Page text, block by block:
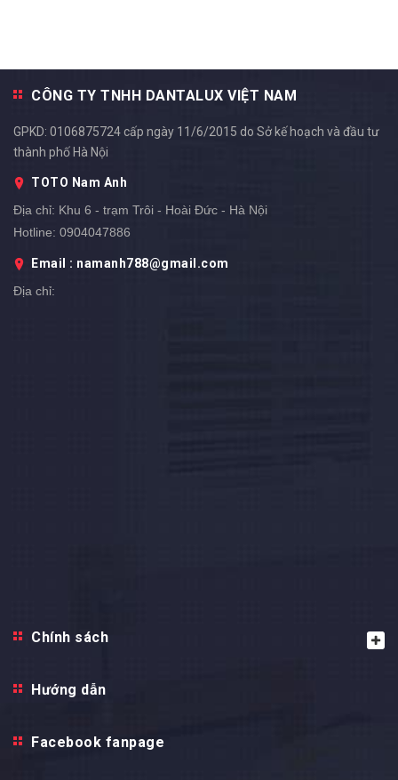
CÔNG TY TNHH DANTALUX VIỆT NAM
GPKD: 0106875724 cấp ngày 11/6/2015 do Sở kế hoạch và đầu tư
thành phố Hà Nội
TOTO Nam Anh
Địa chỉ: Khu 6 - trạm Trôi - Hoài Đức - Hà Nội
Hotline: 0904047886
Email : namanh788@gmail.com
Địa chỉ:
Chính sách
Hướng dẫn
Facebook fanpage